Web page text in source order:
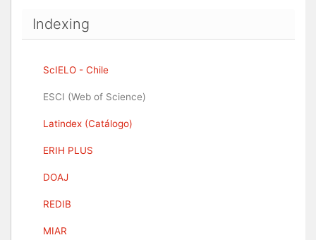
Indexing
ScIELO - Chile
ESCI (Web of Science)
Latindex (Catálogo)
ERIH PLUS
DOAJ
REDIB
MIAR